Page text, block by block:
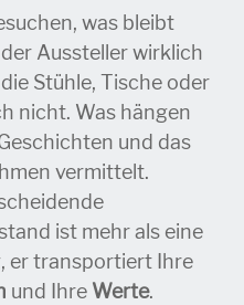
was bleibt
Aussteller wirklich
Stühle, Tische oder
nicht. Was hängen
und das
vermittelt.
ist mehr als eine
er transportiert Ihre
und Ihre Werte.